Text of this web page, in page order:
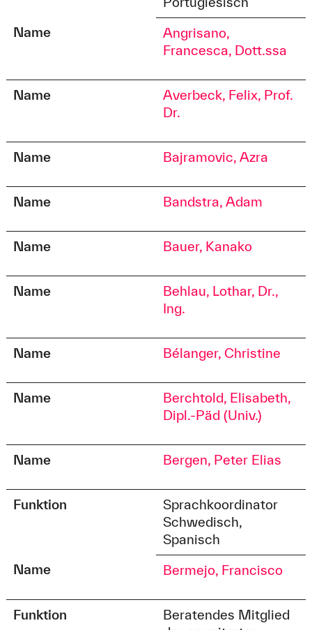
Soziale.Arbeit@hs-augsburg.de
An der Hochschule 1
Raum B 1.01
Name
Angrisano,
Francesca, Dott.ssa
Name
Averbeck, Felix, Prof.
Dr.
Name Bajramovic, Azra
Name Bandstra, Adam
Name Bauer, Kanako
Name
Behlau, Lothar, Dr.,
Ing.
Name Bélanger, Christine
Name
Berchtold, Elisabeth,
Dipl.-Päd (Univ.)
Name Bergen, Peter Elias
Funktion
Sprachkoordinator
Schwedisch,
Spanisch
Name
Bermejo, Francisco
Funktion
Beratendes Mitglied